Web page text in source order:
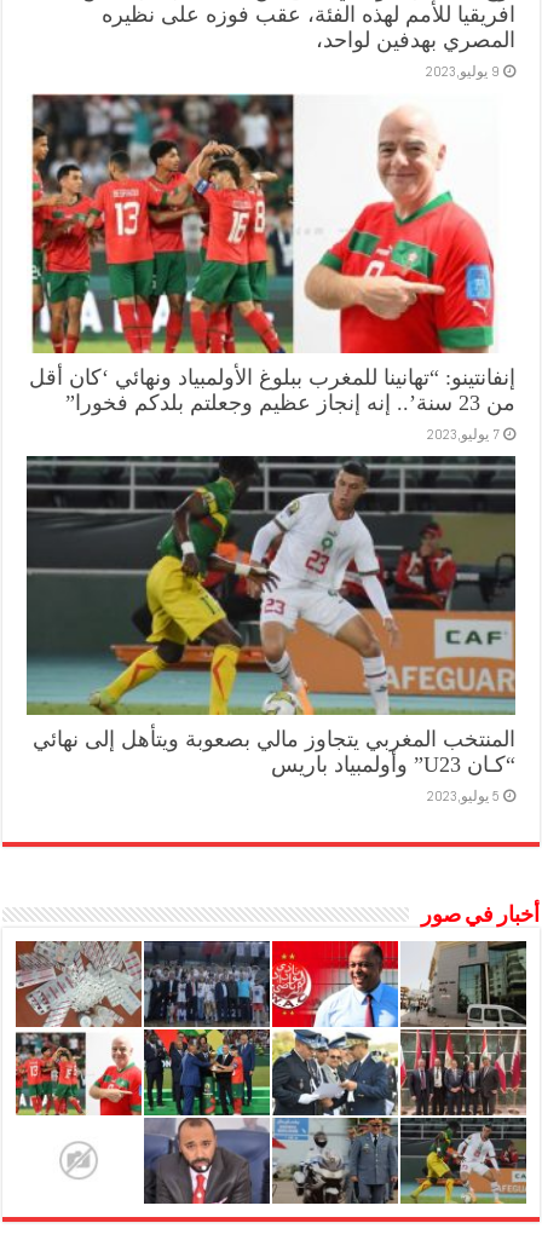
افريقيا للأمم لهذه الفئة، عقب فوزه على نظيره
المصري بهدفين لواحد،
9 يوليو,2023
إنفانتينو: “تهانينا للمغرب ببلوغ الأولمبياد ونهائي ‘كان أقل
من 23 سنة’.. إنه إنجاز عظيم وجعلتم بلدكم فخورا”
7 يوليو,2023
المنتخب المغربي يتجاوز مالي بصعوبة ويتأهل إلى نهائي
“كـان U23” وأولمبياد باريس
5 يوليو,2023
أخبار في صور